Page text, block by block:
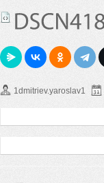
1dmitriev.yaroslav1